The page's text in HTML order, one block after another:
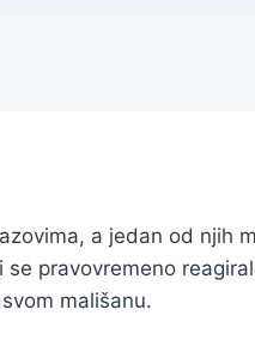
a jedan od njih
pravovremeno
mališanu.